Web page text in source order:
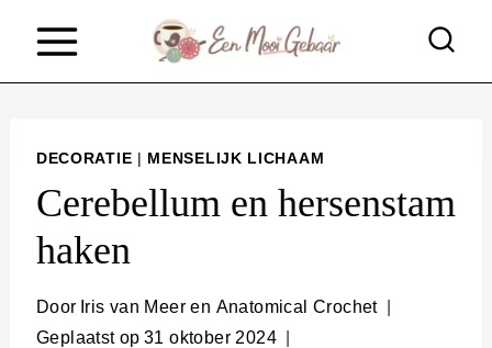
DECORATIE | MENSELIJK LICHAAM
Cerebellum en hersenstam
haken
Door Iris van Meer en Anatomical Crochet
Geplaatst op 31 oktober 2024